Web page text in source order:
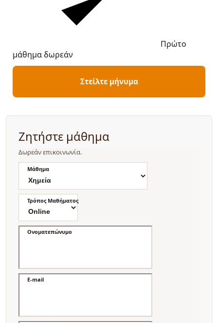
Πρώτο
μάθημα δωρεάν
Στείλτε μήνυμα
Ζητήστε μάθημα
Δωρεάν επικοινωνία.
Μάθημα
Τρόπος Μαθήματος
Ονοματεπώνυμο
E-mail